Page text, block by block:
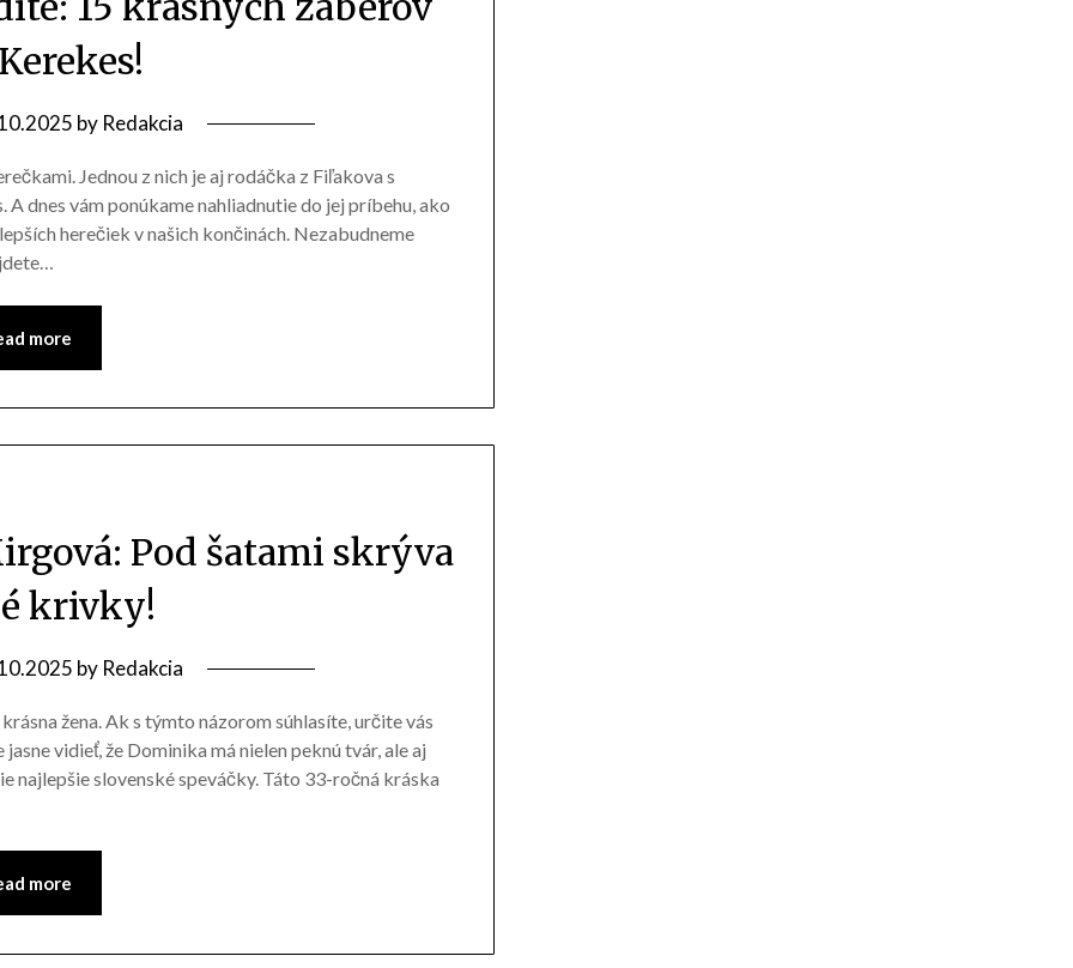
by Redakcia
Jednou z nich je aj rodáčka z Fiľakova s
dnes vám ponúkame nahliadnutie do jej príbehu, ako
herečiek v našich končinách. Nezabudneme
more
Pod šatami skrýva
krivky!
by Redakcia
žena. Ak s týmto názorom súhlasíte, určite vás
vidieť, že Dominika má nielen peknú tvár, ale aj
slovenské speváčky. Táto 33-ročná kráska
more